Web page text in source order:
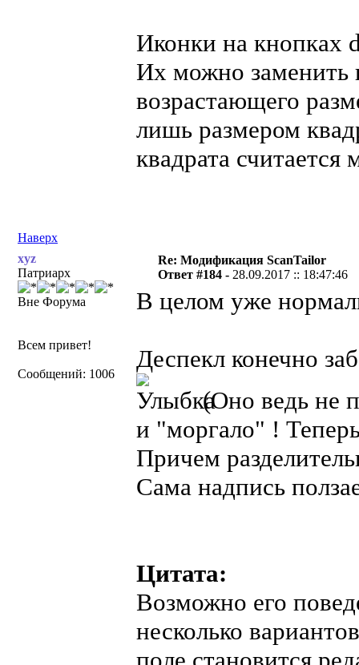
Иконки на кнопках
Их можно заменить
возрастающего
лишь размером
квадрата считается
Наверх
xyz
Патриарх
Вне Форума
Всем привет!
Сообщений: 1006
Re: Модификация ScanTailor
Ответ #184 - 28.09.2017 :: 18:47:46
В целом уже
Деспекл конечно
(Оно ведь не
и "моргало" !
Причем
Сама надпись
Цитата:
Возможно его
несколько